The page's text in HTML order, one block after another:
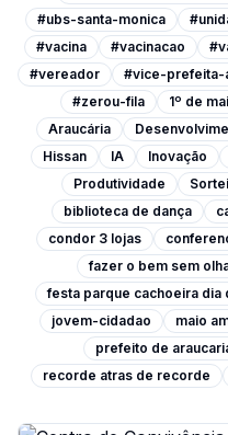
#ubs-santa-monica
#vacina
#vacinacao
#vereador
#vice-prefeita-
#zerou-fila
1º de
Araucária
Hissan
IA Inovação
Produtividade
biblioteca de dança
condor 3 lojas
fazer o bem sem
festa parque cachoeira dia
jovem-cidadao
maio
prefeito de
recorde atras de recorde